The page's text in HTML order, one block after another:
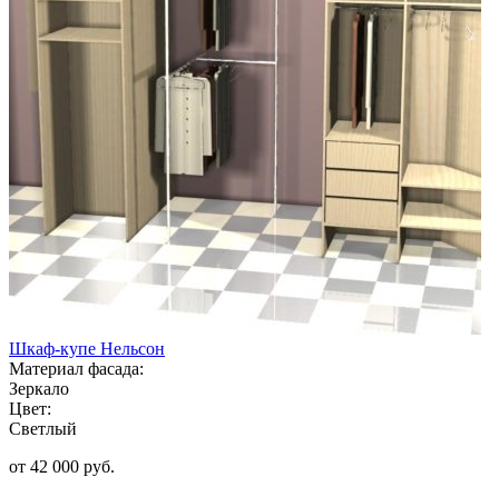
Шкаф-купе Нельсон
Материал фасада:
Зеркало
Цвет:
Светлый
от 42 000 руб.